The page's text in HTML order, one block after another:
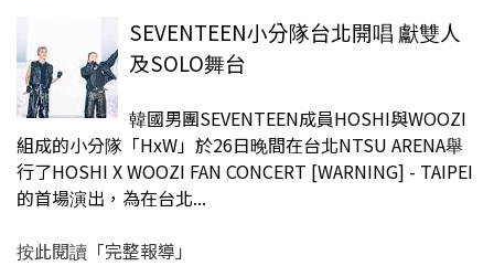
SEVENTEEN小分隊台北開唱 獻雙人
及SOLO舞台
韓國男團SEVENTEEN成員HOSHI與WOOZI
組成的小分隊「HxW」於26日晚間在台北NTSU ARENA舉
行了HOSHI X WOOZI FAN CONCERT [WARNING] - TAIPEI
的首場演出，為在台北...
按此閱讀「完整報導」